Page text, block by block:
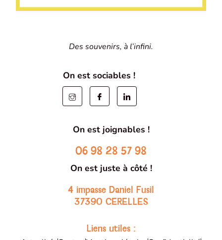
Des souvenirs, à l’infini.
On est sociables !
On est joignables !
06 98 28 57 98
On est juste à côté !
4 impasse Daniel Fusil
37390 CERELLES
Liens utiles :